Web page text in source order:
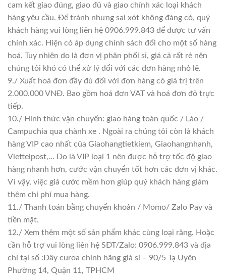
cam kết giao đúng, giao đủ và giao chính xác loại khách
hàng yêu cầu. Để tránh nhưng sai xót không đáng có, quý
khách hàng vui lòng liên hệ 0906.999.843 để được tư vấn
chính xác. Hiện có áp dụng chính sách đổi cho một số hàng
hoá. Tuy nhiên do là đơn vị phân phối sỉ, giá cả rất rẻ nên
chúng tôi khó có thể xử lý đổi với các đơn hàng nhỏ lẻ.
9./ Xuất hoá đơn đầy đủ đối với đơn hàng có giá trị trên
2.000.000 VNĐ. Bao gồm hoá đơn VAT và hoá đơn đỏ trực
tiếp.
10./ Hình thức vận chuyển: giao hàng toàn quốc / Lào /
Campuchia qua chành xe . Ngoài ra chúng tôi còn là khách
hàng VIP cao nhất của Giaohangtietkiem, Giaohangnhanh,
Viettelpost,… Do là VIP loại 1 nên được hỗ trợ tốc độ giao
hàng nhanh hơn, cước vận chuyển tốt hơn các đơn vị khác.
Vì vậy, việc giá cước mềm hơn giúp quý khách hàng giảm
thêm chi phí mua hàng.
11./ Thanh toán bằng chuyển khoản / Momo/ Zalo Pay và
tiền mặt.
12./ Xem thêm một số sản phẩm khác cùng loại răng. Hoặc
cần hỗ trợ vui lòng liên hệ SĐT/Zalo: 0906.999.843 và địa
chỉ tại số :Dây curoa chính hãng giá sỉ – 90/5 Tạ Uyên
Phường 14, Quận 11, TPHCM